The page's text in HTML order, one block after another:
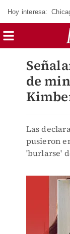
Hoy interesa:
de
Las
pusieron
'burlarse'